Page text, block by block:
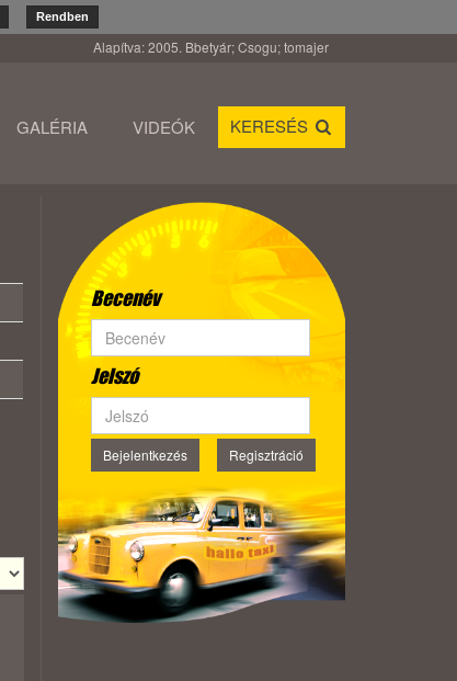
Rendben
Alapítva: 2005. Bbetyár; Csogu; tomajer
GALÉRIA VIDEÓK KERESÉS
Becenév
Jelszó
Bejelentkezés Regisztráció